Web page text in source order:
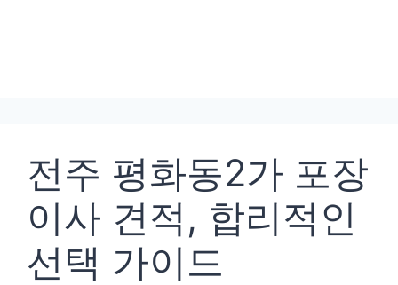
전주 평화동2가 포장
이사 견적, 합리적인
선택 가이드